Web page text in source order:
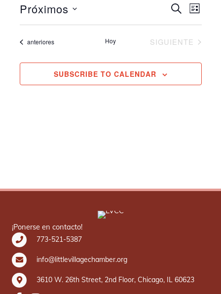
Búsqueda
navegació
de
vistas
BUSCAR
de
vistas
de
Evento
LISTA
Próximos
Eventos
anteriores Hoy
SIGUIENTE
SUBSCRIBE TO CALENDAR
¡Ponerse en contacto!
773-521-5387
info@littlevillagechamber.org
3610 W. 26th Street, 2nd Floor, Chicago, IL 60623